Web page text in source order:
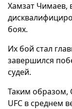
Хамзат Чимаев,
боях.
Их бой стал
завершился
судей.
Таким образом,
UFC в среднем